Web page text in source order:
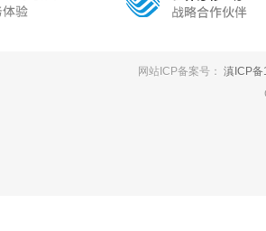
网站ICP备案号： 滇ICP